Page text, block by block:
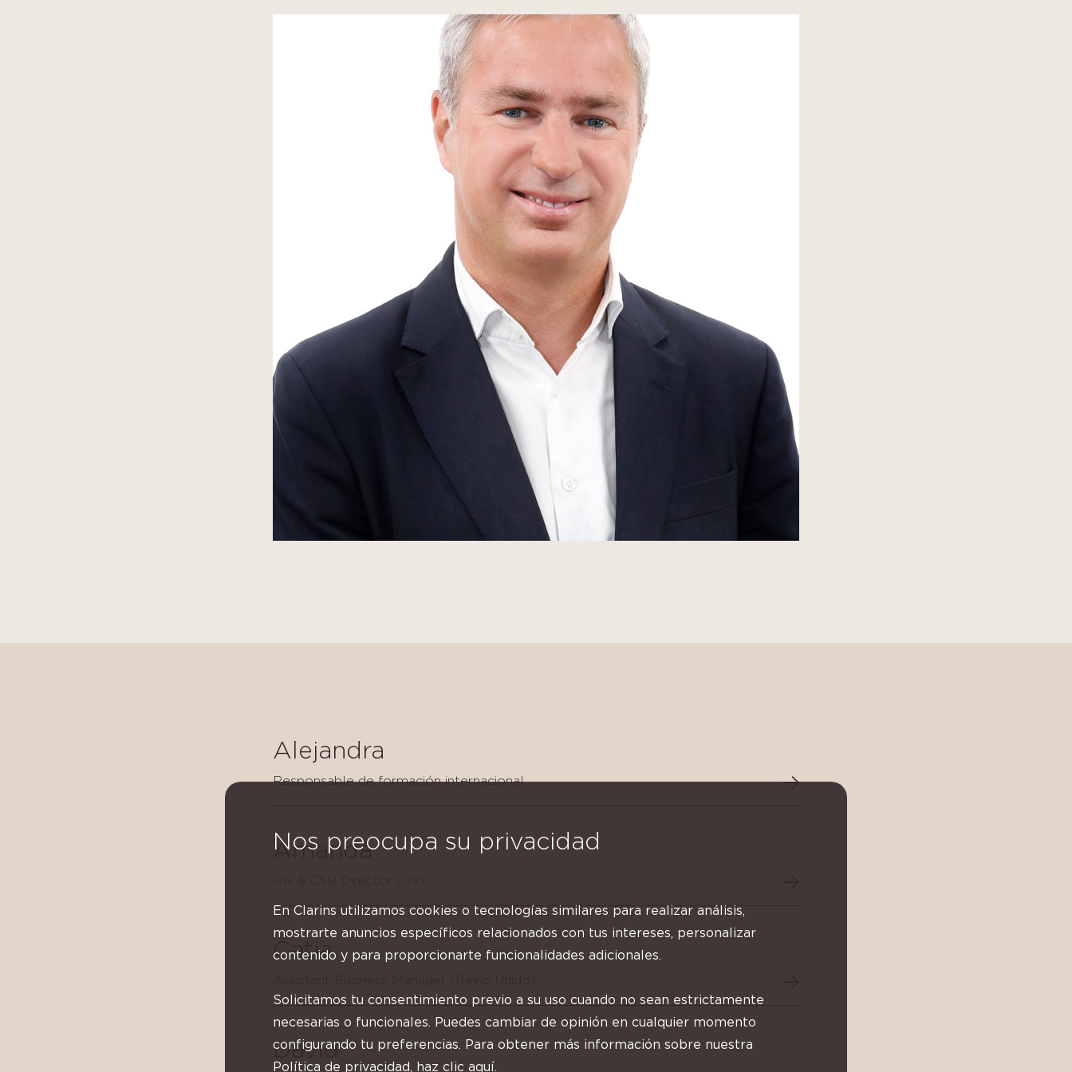
Alejandra
Responsable de formación internacional
Amanda
Catia
David
Nos preocupa su privacidad
En Clarins utilizamos cookies o tecnologías similares para realizar análisis,
mostrarte anuncios específicos relacionados con tus intereses, personalizar
contenido y para proporcionarte funcionalidades adicionales.
Solicitamos tu consentimiento previo a su uso cuando no sean estrictamente
necesarias o funcionales. Puedes cambiar de opinión en cualquier momento
configurando tu preferencias. Para obtener más información sobre nuestra
Política de privacidad, haz clic aquí.